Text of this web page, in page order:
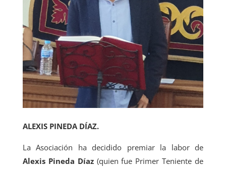
ALEXIS PINEDA DÍAZ.
La Asociación ha decidido premiar la labor de
Alexis Pineda Díaz(quien fue Primer Teniente de